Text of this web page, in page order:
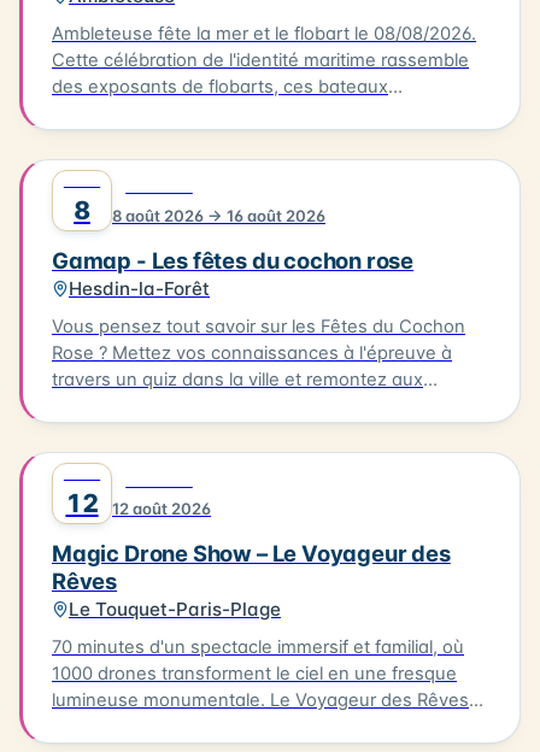
Ambleteuse fête la mer et le flobart le 08/08/2026.
Cette célébration de l'identité maritime rassemble
des exposants de flobarts, ces bateaux
publics. Vous pourrez également déguster des plats
à base de produits de la mer, préparés par des
restaurateurs locaux. L'événement se déroule à
Ambleteuse. Accès libre.
8 8 août 2026 → 16 août 2026
Gamap - Les fêtes du cochon rose
Hesdin-la-Forêt
Vous pensez tout savoir sur les Fêtes du Cochon
Rose ? Mettez vos connaissances à l'épreuve à
travers un quiz dans la ville et remontez aux
Tourisme. Il vous faudra parcourir environ 2km en 1
heure pour découvrir les secrets de cette fête
emblématique. Départ de l'Office de Tourisme, prêt
12 12 août 2026
Magic Drone Show – Le Voyageur des
Rêves
Le Touquet-Paris-Plage
70 minutes d'un spectacle immersif et familial, où
1000 drones transforment le ciel en une fresque
lumineuse monumentale. Le Voyageur des Rêves